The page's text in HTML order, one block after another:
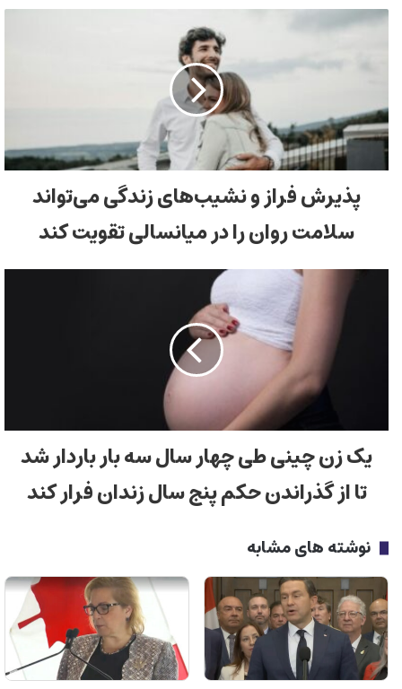
پذیرش فراز و نشیب‌های زندگی می‌تواند
سلامت روان را در میانسالی تقویت کند
یک زن چینی طی چهار سال سه بار باردار شد
تا از گذراندن حکم پنج سال زندان فرار کند
نوشته های مشابه